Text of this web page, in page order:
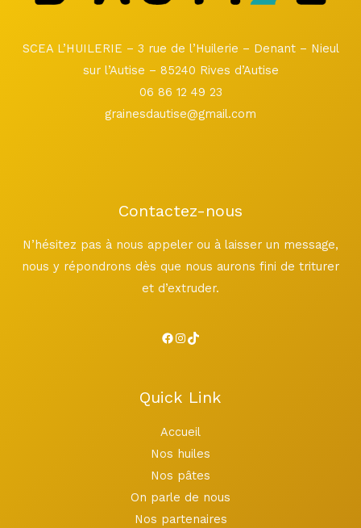
SCEA L’HUILERIE – 3 rue de l’Huilerie – Denant – Nieul
sur l’Autise – 85240 Rives d’Autise
06 86 12 49 23
grainesdautise@gmail.com
Contactez-nous
N’hésitez pas à nous appeler ou à laisser un message,
nous y répondrons dès que nous aurons fini de triturer
et d’extruder.
Quick Link
Accueil
Nos huiles
Nos pâtes
On parle de nous
Nos partenaires